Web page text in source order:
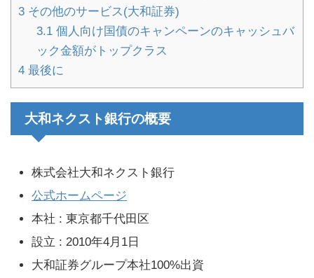
3 その他のサービス(大和証券)
3.1個人向け国債のキャンペーンのキャッシュバ
ック金額がトップクラス
4 最後に
大和ネクスト銀行の概要
株式会社大和ネクスト銀行
公式ホームページ
本社 : 東京都千代田区
設立 : 2010年4月1日
大和証券グループ本社100%出資